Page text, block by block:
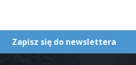
Zapisz się do newslettera